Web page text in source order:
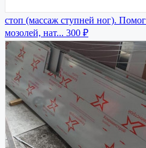
стоп (массаж ступней ног).
мозолей, нат... 300 ₽